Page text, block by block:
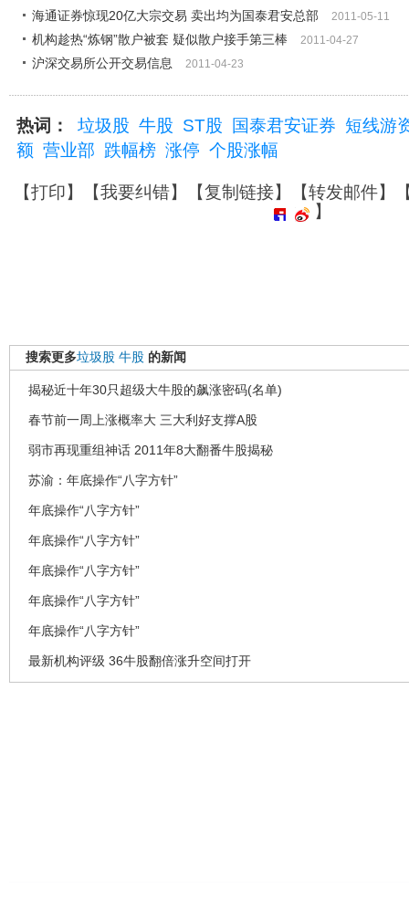
海通证券惊现20亿大宗交易 卖出均为国泰君安总部 2011-05-11
机构趁热“炼钢”散户被套 疑似散户接手第三棒 2011-04-27
沪深交易所公开交易信息 2011-04-23
热词： 垃圾股 牛股 ST股 国泰君安证券 短线游
额 营业部 跌幅榜 涨停 个股涨幅
【打印】【我要纠错】【复制链接】【转发邮件】
】
搜索更多垃圾股 牛股 的新闻
揭秘近十年30只超级大牛股的飙涨密码(名单)
春节前一周上涨概率大 三大利好支撑A股
弱市再现重组神话 2011年8大翻番牛股揭秘
苏渝：年底操作“八字方针”
年底操作“八字方针”
年底操作“八字方针”
年底操作“八字方针”
年底操作“八字方针”
年底操作“八字方针”
最新机构评级 36牛股翻倍涨升空间打开